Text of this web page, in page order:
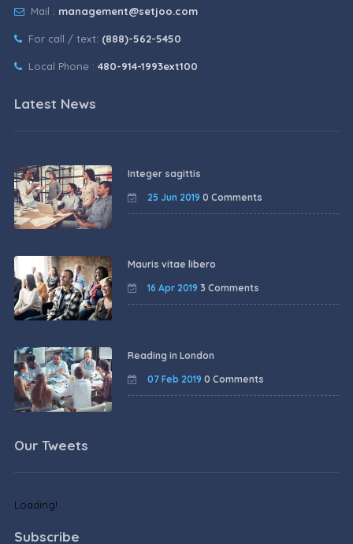
Mail : management@setjoo.com
For call / text: (888)-562-5450
Local Phone : 480-914-1993ext100
Latest News
Integer sagittis
25 Jun 2019 0 Comments
Mauris vitae libero
16 Apr 2019 3 Comments
Reading in London
07 Feb 2019 0 Comments
Our Tweets
Loading!
Subscribe